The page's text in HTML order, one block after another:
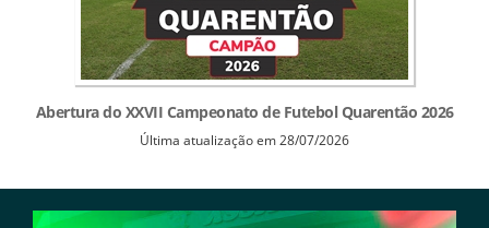
Abertura do XXVII Campeonato de Futebol Quarentão 2026
Última atualização em 28/07/2026